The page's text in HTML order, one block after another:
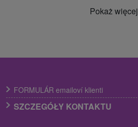
Pokaż więcej
FORMULÁR emailoví klienti
SZCZEGÓŁY KONTAKTU